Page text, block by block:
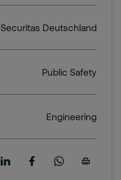
Securitas Deutschland
Public Safety
Engineering